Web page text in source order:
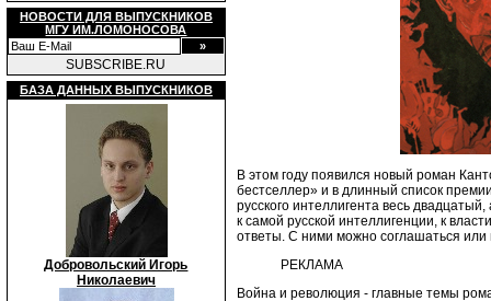
НОВОСТИ ДЛЯ ВЫПУСКНИКОВ
МГУ ИМ.ЛОМОНОСОВА
SUBSCRIBE.RU
БАЗА ДАННЫХ ВЫПУСКНИКОВ
Добровольский Игорь
Николаевич
В этом году появился новый роман
бестселлер» и в длинный список
русского интеллигента весь
к самой русской интеллигенции, к
ответы. С ними можно соглашаться или
РЕКЛАМА
Война и революция - главные темы